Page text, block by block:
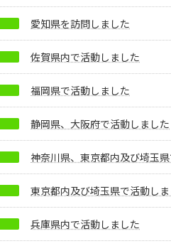
愛知県を訪問しました
佐賀県内で活動しました
福岡県で活動しました
静岡県、大阪府で活動しました
神奈川県、東京都内及び埼玉
東京都内及び埼玉県で活動し
兵庫県内で活動しました